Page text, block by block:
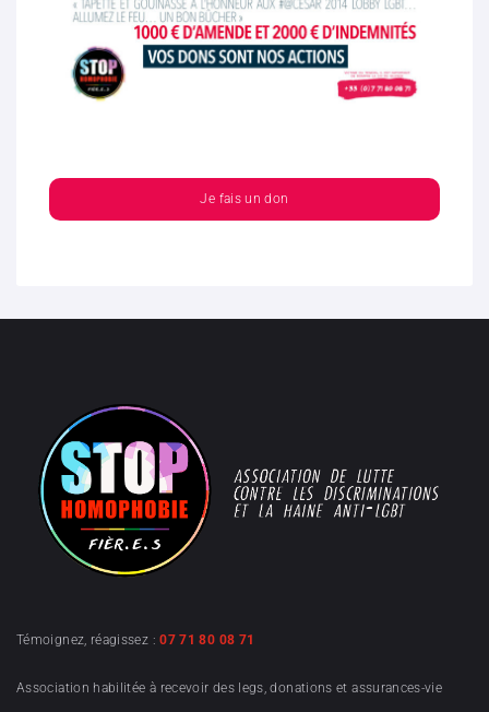
Je fais un don
Témoignez, réagissez :07 71 80 08 71
Association habilitée à recevoir des legs, donations et assurances-vie